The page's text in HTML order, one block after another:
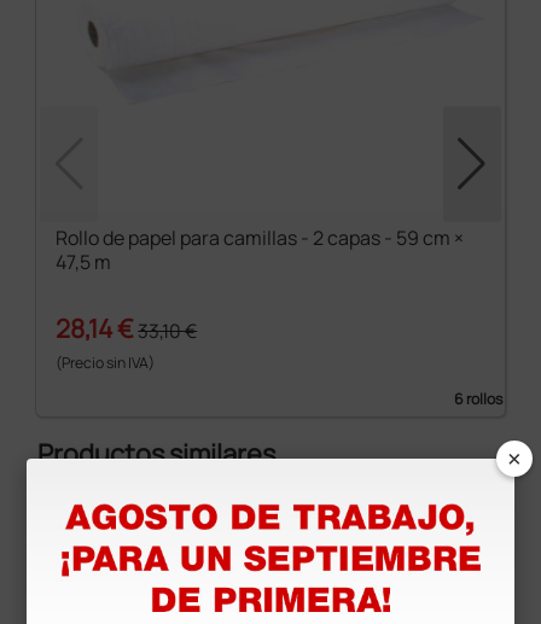
Rollo de papel para camillas - 2 capas - 59 cm ×
47,5 m
28,14 €33,10 €
(Precio sin IVA)
6 rollos
Productos similares ×